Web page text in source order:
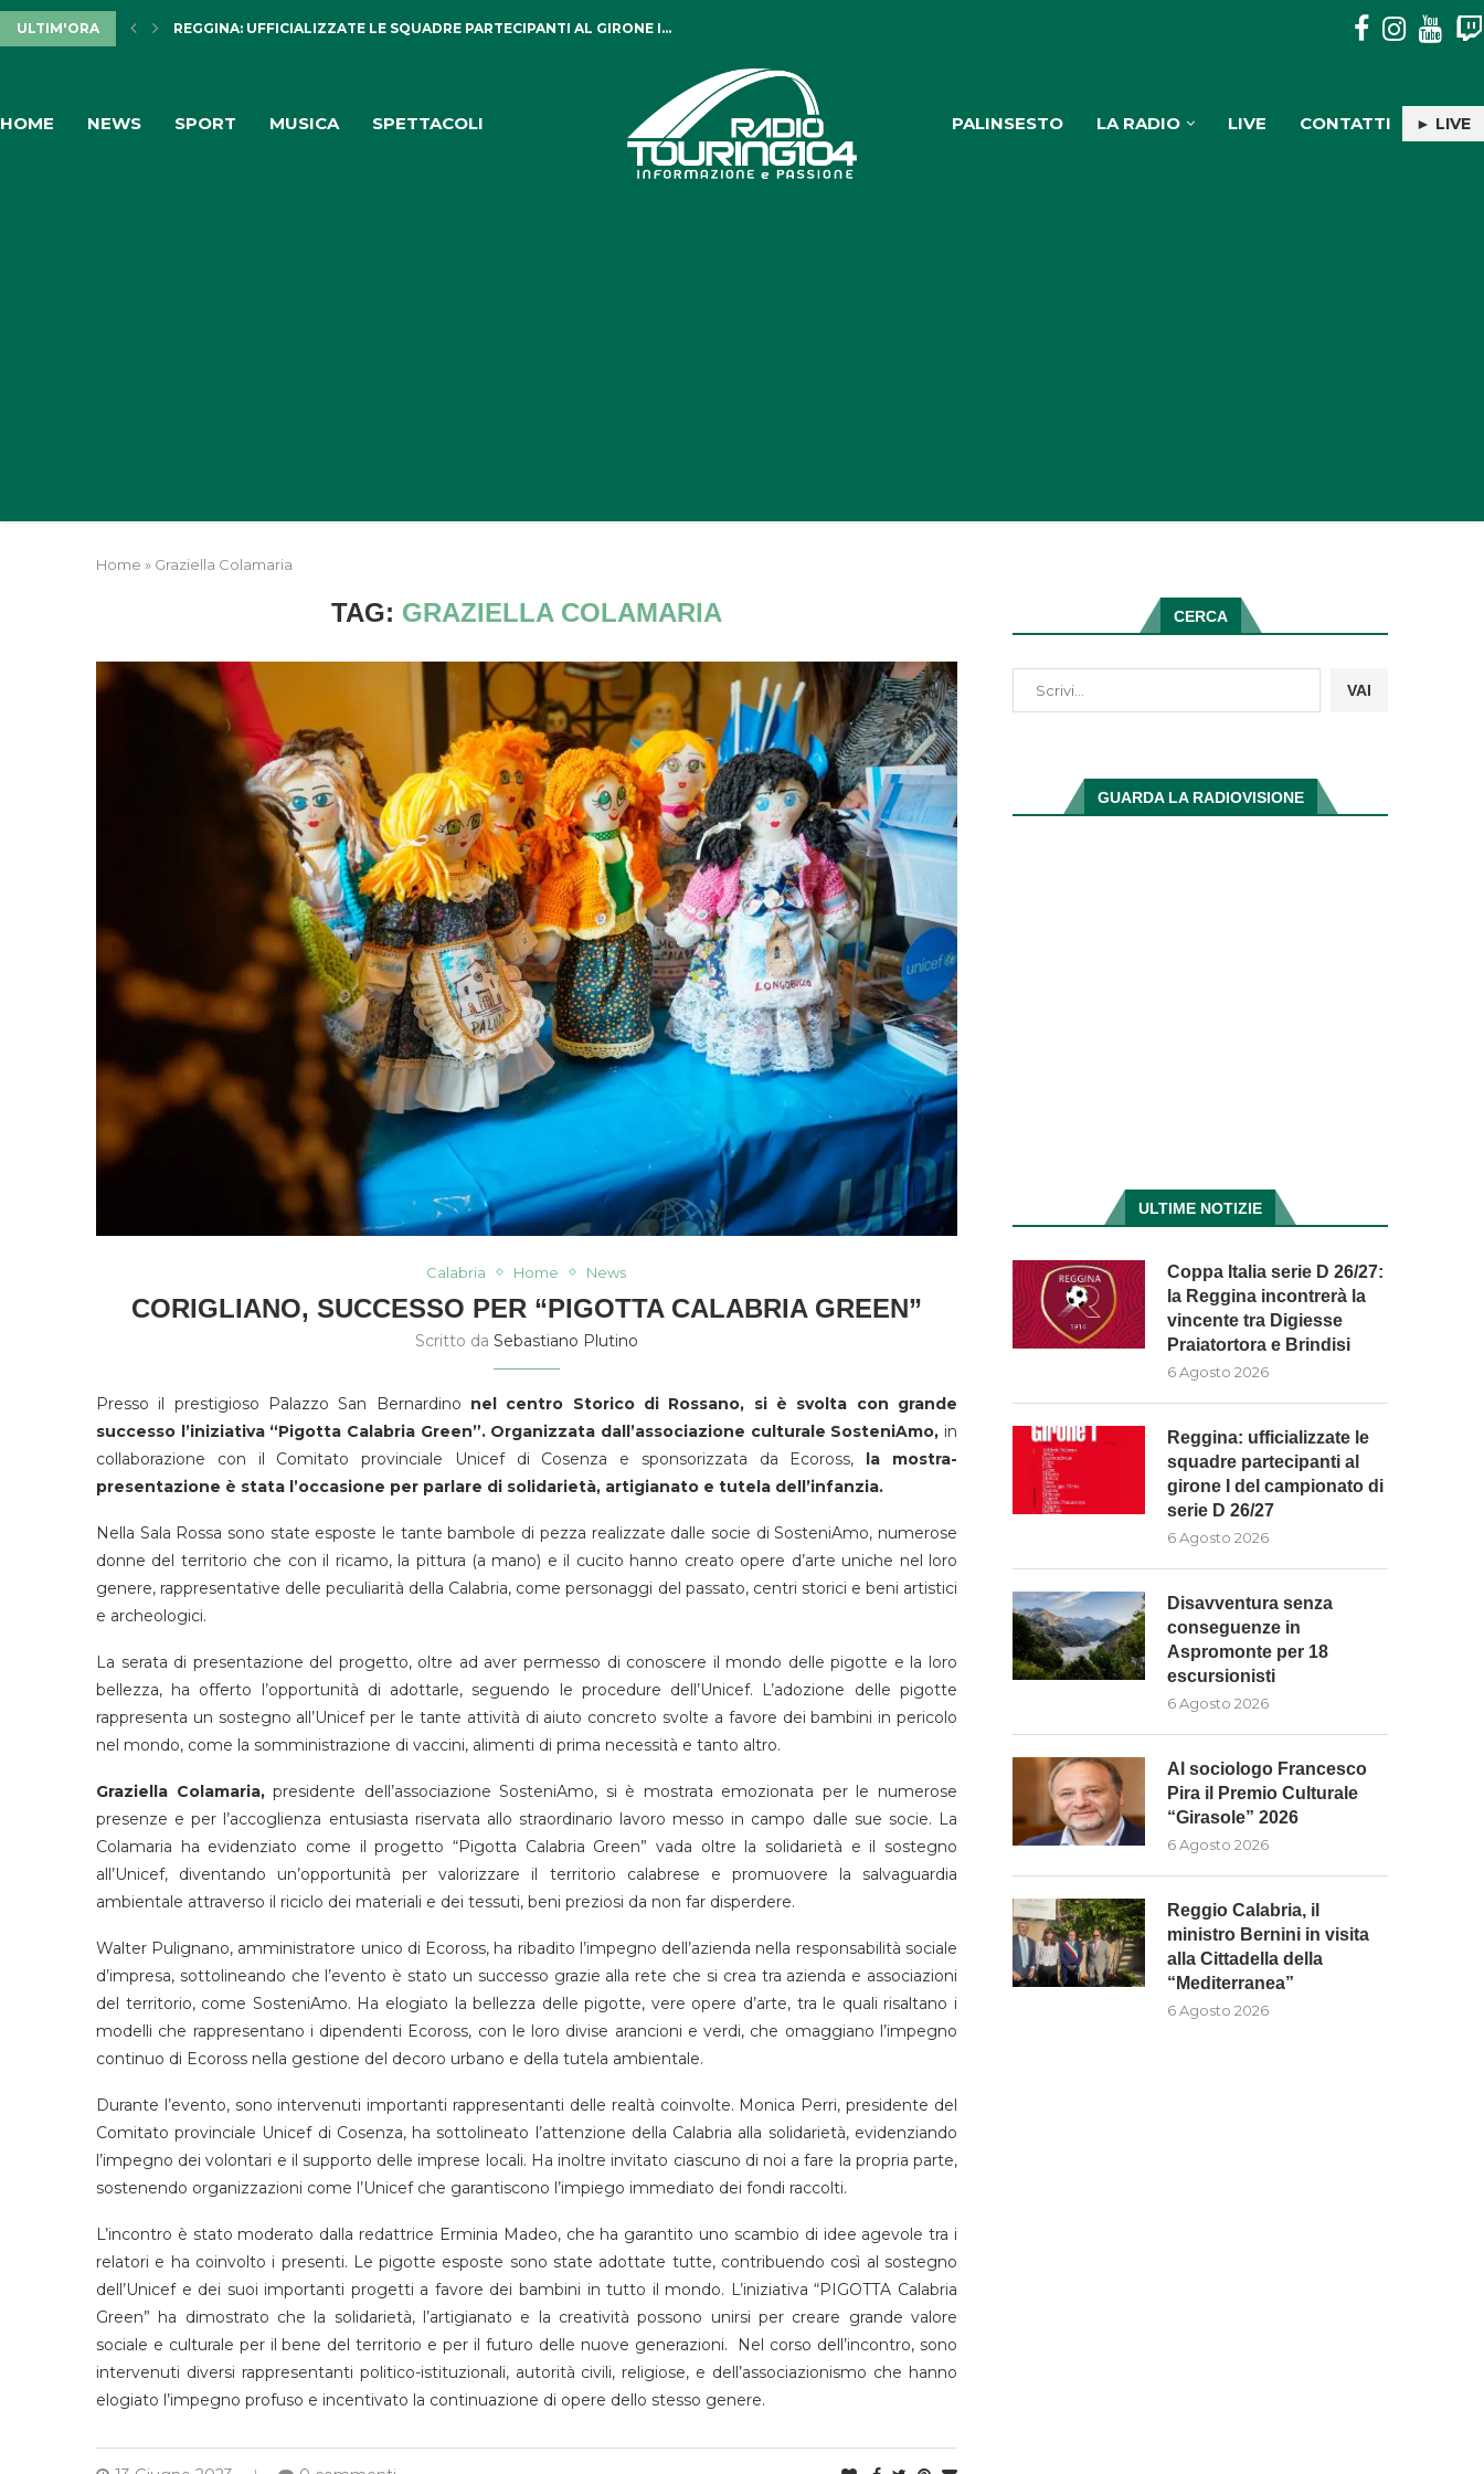
ULTIM'ORA REGGINA: UFFICIALIZZATE LE SQUADRE PARTECIPANTI AL GIRONE I... DISAVVENTURA SENZA CONSEGUENZE IN ASPROMONTE
HOME NEWS SPORT MUSICA SPETTACOLI PALINSESTO LA RADIO LIVE CONTATTI ► LIVE
Home » Graziella Colamaria
TAG: GRAZIELLA COLAMARIA
Calabria Home News
CORIGLIANO, SUCCESSO PER “PIGOTTA CALABRIA GREEN”
Scritto da Sebastiano Plutino
Presso il prestigioso Palazzo San Bernardino nel centro Storico di Rossano, si è svolta con grande
successo l’iniziativa “Pigotta Calabria Green”. Organizzata dall’associazione culturale SosteniAmo, in
collaborazione con il Comitato provinciale Unicef di Cosenza e sponsorizzata da Ecoross, la mostra-
presentazione è stata l’occasione per parlare di solidarietà, artigianato e tutela dell’infanzia.
Nella Sala Rossa sono state esposte le tante bambole di pezza realizzate dalle socie di SosteniAmo, numerose
donne del territorio che con il ricamo, la pittura (a mano) e il cucito hanno creato opere d’arte uniche nel loro
genere, rappresentative delle peculiarità della Calabria, come personaggi del passato, centri storici e beni artistici
e archeologici.
La serata di presentazione del progetto, oltre ad aver permesso di conoscere il mondo delle pigotte e la loro
bellezza, ha offerto l’opportunità di adottarle, seguendo le procedure dell’Unicef. L’adozione delle pigotte
rappresenta un sostegno all’Unicef per le tante attività di aiuto concreto svolte a favore dei bambini in pericolo
nel mondo, come la somministrazione di vaccini, alimenti di prima necessità e tanto altro.
Graziella Colamaria,presidente dell’associazione SosteniAmo, si è mostrata emozionata per le numerose
presenze e per l’accoglienza entusiasta riservata allo straordinario lavoro messo in campo dalle sue socie. La
Colamaria ha evidenziato come il progetto “Pigotta Calabria Green” vada oltre la solidarietà e il sostegno
all’Unicef, diventando un’opportunità per valorizzare il territorio calabrese e promuovere la salvaguardia
ambientale attraverso il riciclo dei materiali e dei tessuti, beni preziosi da non far disperdere.
Walter Pulignano, amministratore unico di Ecoross, ha ribadito l’impegno dell’azienda nella responsabilità sociale
d’impresa, sottolineando che l’evento è stato un successo grazie alla rete che si crea tra azienda e associazioni
del territorio, come SosteniAmo. Ha elogiato la bellezza delle pigotte, vere opere d’arte, tra le quali risaltano i
modelli che rappresentano i dipendenti Ecoross, con le loro divise arancioni e verdi, che omaggiano l’impegno
continuo di Ecoross nella gestione del decoro urbano e della tutela ambientale.
Durante l’evento, sono intervenuti importanti rappresentanti delle realtà coinvolte. Monica Perri, presidente del
Comitato provinciale Unicef di Cosenza, ha sottolineato l’attenzione della Calabria alla solidarietà, evidenziando
l’impegno dei volontari e il supporto delle imprese locali. Ha inoltre invitato ciascuno di noi a fare la propria parte,
sostenendo organizzazioni come l’Unicef che garantiscono l’impiego immediato dei fondi raccolti.
L’incontro è stato moderato dalla redattrice Erminia Madeo, che ha garantito uno scambio di idee agevole tra i
relatori e ha coinvolto i presenti. Le pigotte esposte sono state adottate tutte, contribuendo così al sostegno
dell’Unicef e dei suoi importanti progetti a favore dei bambini in tutto il mondo. L’iniziativa “PIGOTTA Calabria
Green” ha dimostrato che la solidarietà, l’artigianato e la creatività possono unirsi per creare grande valore
sociale e culturale per il bene del territorio e per il futuro delle nuove generazioni. Nel corso dell’incontro, sono
intervenuti diversi rappresentanti politico-istituzionali, autorità civili, religiose, e dell’associazionismo che hanno
elogiato l’impegno profuso e incentivato la continuazione di opere dello stesso genere.
CERCA
VAI
GUARDA LA RADIOVISIONE
ULTIME NOTIZIE
Coppa Italia serie D 26/27:
la Reggina incontrerà la
vincente tra Digiesse
Praiatortora e Brindisi
6 Agosto 2026
Reggina: ufficializzate le
squadre partecipanti al
girone I del campionato di
serie D 26/27
6 Agosto 2026
Disavventura senza
conseguenze in
Aspromonte per 18
escursionisti
6 Agosto 2026
Al sociologo Francesco
Pira il Premio Culturale
“Girasole” 2026
6 Agosto 2026
Reggio Calabria, il
ministro Bernini in visita
alla Cittadella della
“Mediterranea”
6 Agosto 2026